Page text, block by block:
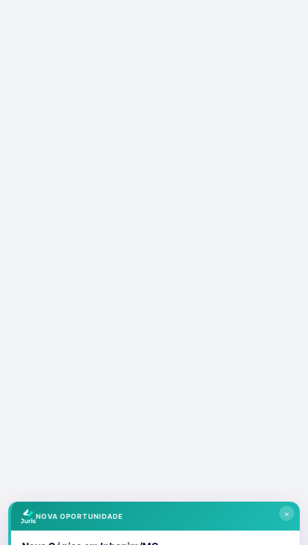
×
NOVA OPORTUNIDADE